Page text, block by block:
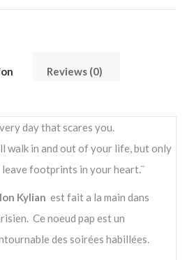
Reviews (0)
day that scares you.
walk in and out of your life, but only
footprints in your heart.¨
Kylian est fait a la main dans
Ce noeud pap est un
des soirées habillées.